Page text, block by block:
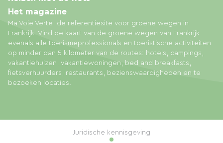
Ma Voie Verte, de referentiesite voor groene wegen in
Frankrijk. Vind de kaart van de groene wegen van Frankrijk
evenals alle toerismeprofessionals en toeristische activiteiten
op minder dan 5 kilometer van de routes: hotels, campings,
vakantiehuizen, vakantiewoningen, bed and breakfasts,
fietsverhuurders, restaurants, bezienswaardigheden en te
bezoeken locaties.
Het magazine
Juridische kennisgeving